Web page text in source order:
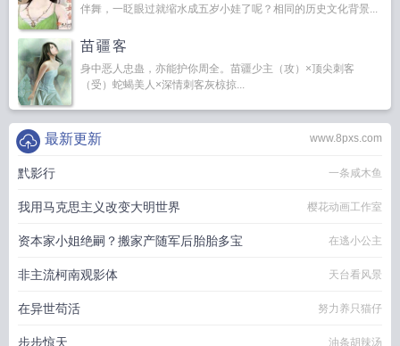
伴舞，一眨眼过就缩水成五岁小娃了呢？相同的历史文化背景...
苗疆客
身中恶人忠蛊，亦能护你周全。苗疆少主（攻）×顶尖刺客
（受）蛇蝎美人×深情刺客灰椋掠...
www.8pxs.com
最新更新
黓影行 一条咸木鱼
我用马克思主义改变大明世界 樱花动画工作室
资本家小姐绝嗣？搬家产随军后胎胎多宝 在逃小公主
非主流柯南观影体 天台看风景
在异世苟活 努力养只猫仔
步步惊天 油条胡辣汤